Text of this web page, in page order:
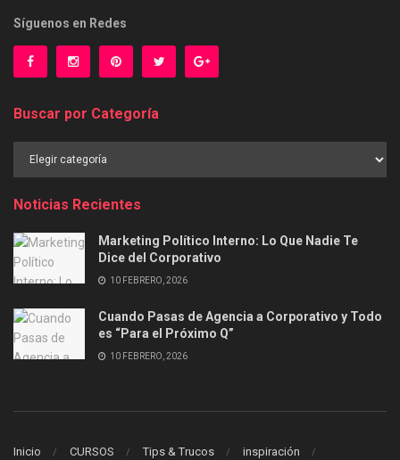
Síguenos en Redes
Buscar por Categoría
Noticias Recientes
Marketing Político Interno: Lo Que Nadie Te
Dice del Corporativo
10 FEBRERO, 2026
Cuando Pasas de Agencia a Corporativo y Todo
es “Para el Próximo Q”
10 FEBRERO, 2026
Inicio CURSOS Tips & Trucos
inspiración